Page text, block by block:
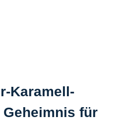
Karamell-
für